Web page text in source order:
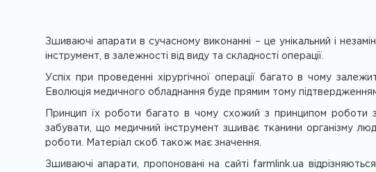
Зшиваючі апарати в сучасному виконанні – це унікальний і
інструмент, в залежності від виду та складності операції.
Успіх при проведенні хірургічної операції багато в чому
Еволюція медичного обладнання буде прямим тому
Принцип їх роботи багато в чому схожий з принципом роботи
забувати, що медичний інструмент зшиває тканини організму
роботи. Матеріал скоб також має значення.
Зшиваючі апарати, пропоновані на сайті farmlink.ua